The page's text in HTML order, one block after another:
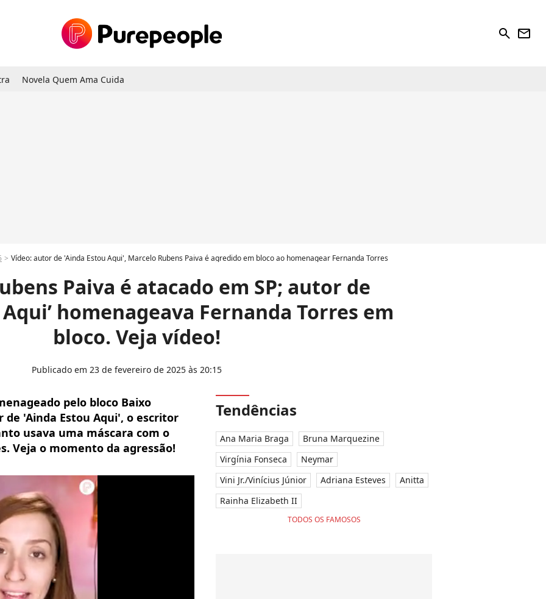
search newsletter
Novela Quem Ama Cuida
Vídeo: autor de 'Ainda Estou Aqui', Marcelo Rubens Paiva é agredido em bloco ao homenagear Fernanda Torres
Paiva é atacado em SP; autor de
Aqui’ homenageava Fernanda Torres em
bloco. Veja vídeo!
Publicado em 23 de fevereiro de 2025 às 20:15
pelo bloco Baixo
de 'Ainda Estou Aqui', o escritor
usava uma máscara com o
Veja o momento da agressão!
Tendências
Ana Maria Braga
Bruna Marquezine
Virgínia Fonseca
Neymar
Vini Jr./Vinícius Júnior
Adriana Esteves
Anitta
Rainha Elizabeth II
TODOS OS FAMOSOS